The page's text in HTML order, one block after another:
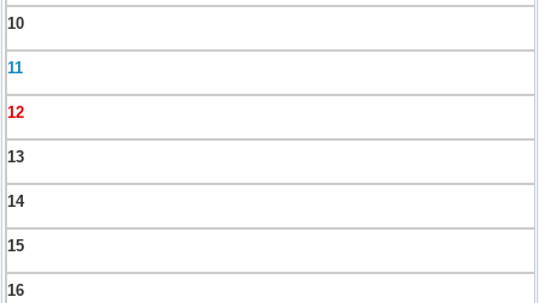
10
11
12
13
14
15
16